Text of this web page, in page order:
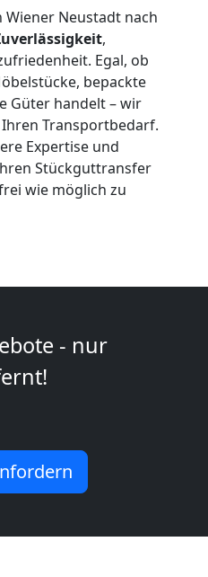
Wiener Neustadt nach
,
Egal, ob
bepackte
Güter handelt – wir
Transportbedarf.
Expertise und
Stückguttransfer
wie möglich zu
- nur